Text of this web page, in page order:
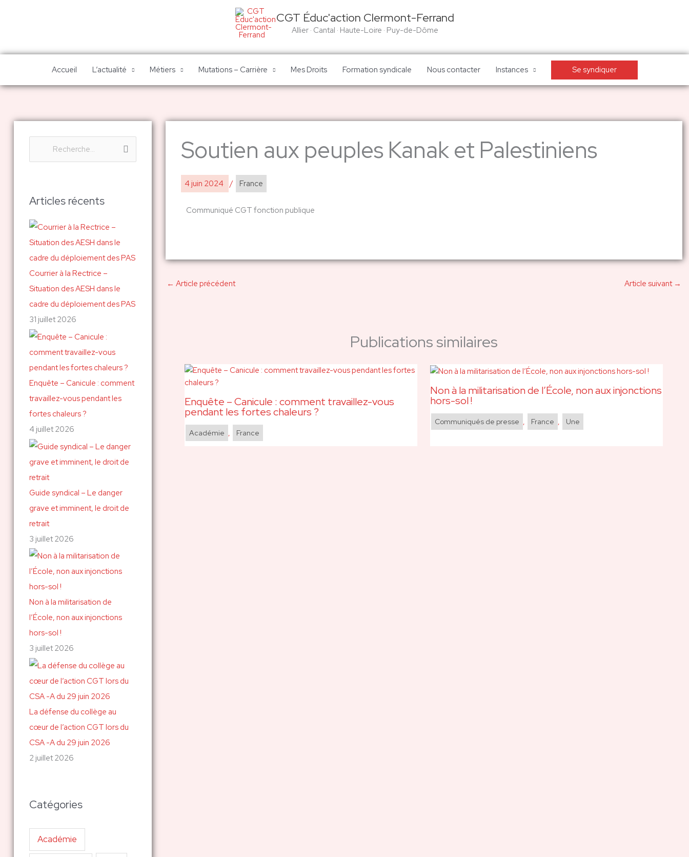
CGT Éduc'action Clermont-Ferrand
Allier · Cantal · Haute-Loire · Puy-de-Dôme
Accueil L’actualité Métiers Mutations – Carrière Mes Droits Formation syndicale Nous contacter Instances Se syndiquer
h
r
c
h
e
r
:
Articles récents
Courrier à la Rectrice –
Situation des AESH dans le
cadre du déploiement des PAS
31 juillet 2026
Enquête – Canicule : comment
travaillez-vous pendant les
fortes chaleurs ?
4 juillet 2026
Guide syndical – Le danger
grave et imminent, le droit de
retrait
3 juillet 2026
Non à la militarisation de
l’École, non aux injonctions
hors-sol !
3 juillet 2026
La défense du collège au
cœur de l’action CGT lors du
CSA -A du 29 juin 2026
2 juillet 2026
Catégories
Académie
Soutien aux peuples Kanak et Palestiniens
4 juin 2024 / France
Communiqué CGT fonction publique
← Article précédent Article suivant →
Publications similaires
Enquête – Canicule : comment travaillez-vous
pendant les fortes chaleurs ?
Académie , France
Non à la militarisation de l’École, non aux injonctions
hors-sol !
Communiqués de presse , France , Une